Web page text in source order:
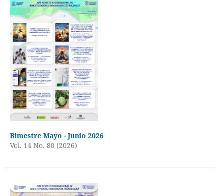
Bimestre Mayo - Junio 2026
Vol. 14 No. 80 (2026)